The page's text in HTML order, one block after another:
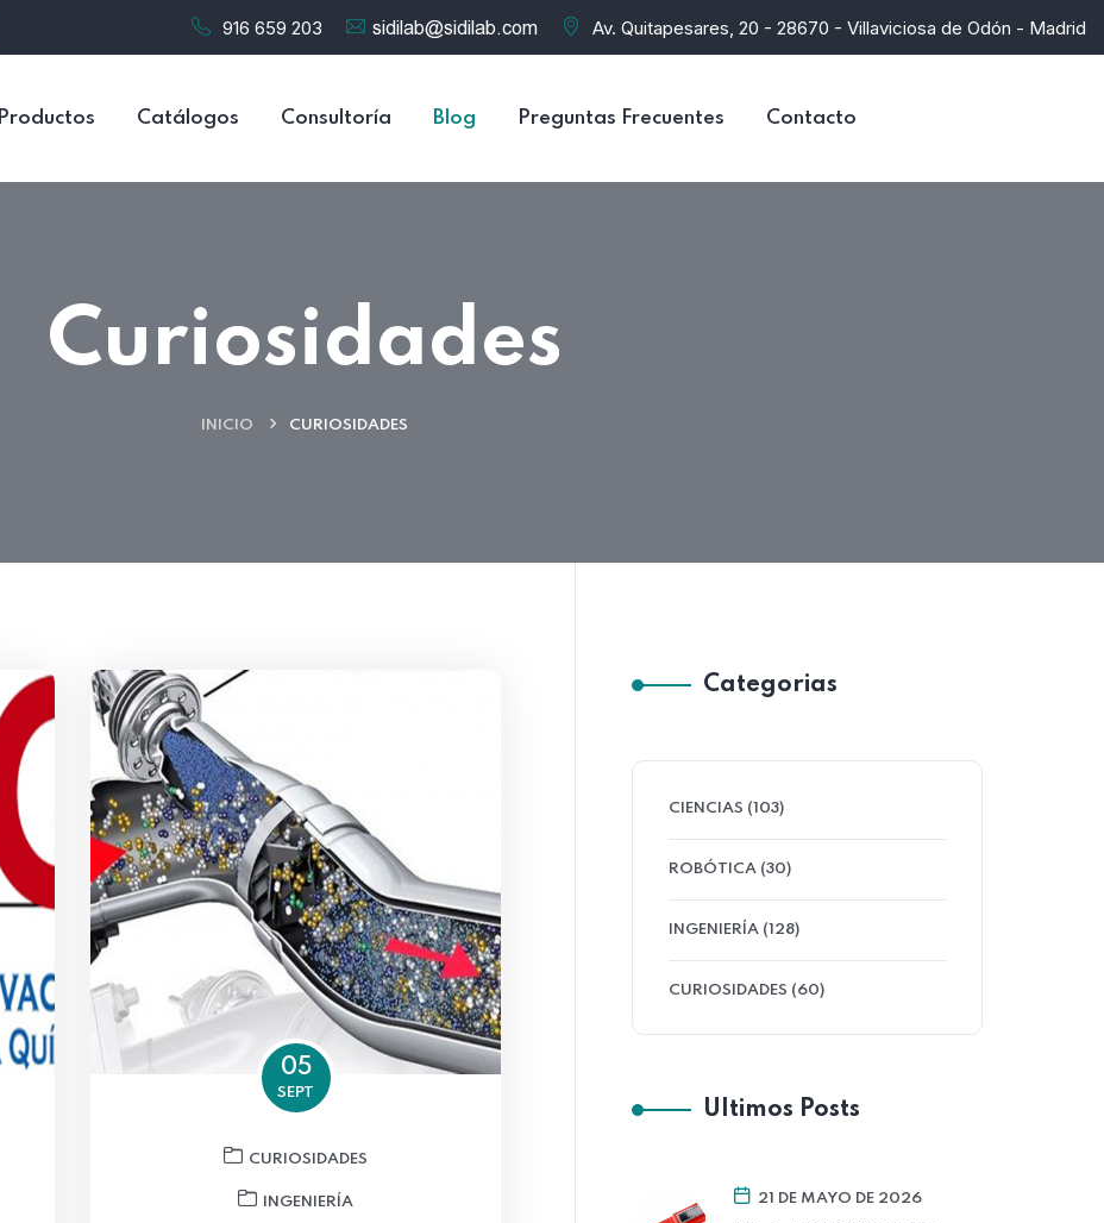
916 659 203 Av. Quitapesares, 20 - 28670 - Villaviciosa de Odón - Madrid
Productos Catálogos Consultoría Blog Preguntas Frecuentes Contacto
Curiosidades
INICIO CURIOSIDADES
05
SEPT
CURIOSIDADES
INGENIERÍA
Categorias
CIENCIAS (103)
ROBÓTICA (30)
INGENIERÍA (128)
CURIOSIDADES (60)
Ultimos Posts
21 DE MAYO DE 2026